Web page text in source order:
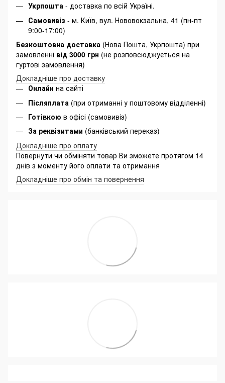
Укрпошта - доставка по всій Україні.
Самовивіз - м. Київ, вул. Нововокзальна, 41 (пн-пт
9:00-17:00)
Безкоштовна доставка (Нова Пошта, Укрпошта) при
замовленні від 3000 грн (не розповсюджується на
гуртові замовлення)
Докладніше про доставку
Онлайн на сайті
Післяплата (при отриманні у поштовому відділенні)
Готівкою в офісі (самовивіз)
За реквізитами (банківський переказ)
Докладніше про оплату
Повернути чи обміняти товар Ви зможете протягом 14
днів з моменту його оплати та отримання
Докладніше про обмін та повернення